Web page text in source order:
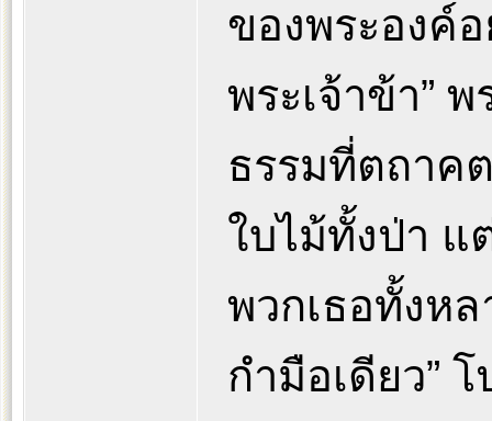
ของพระองค์
พระเจ้าข้า”
ธรรมที่ตถาค
ใบไม้ทั้งป่า
พวกเธอทั้งห
กำมือเดียว”